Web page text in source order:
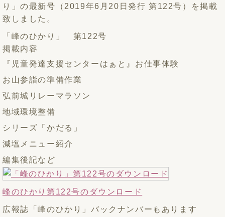
り」の最新号（2019年6月20日発行 第122号）を掲載
致しました。
「峰のひかり」 第122号
掲載内容
『児童発達支援センターはぁと』お仕事体験
お山参詣の準備作業
弘前城リレーマラソン
地域環境整備
シリーズ「かだる」
減塩メニュー紹介
編集後記など
峰のひかり第122号のダウンロード
広報誌「峰のひかり」バックナンバーもあります